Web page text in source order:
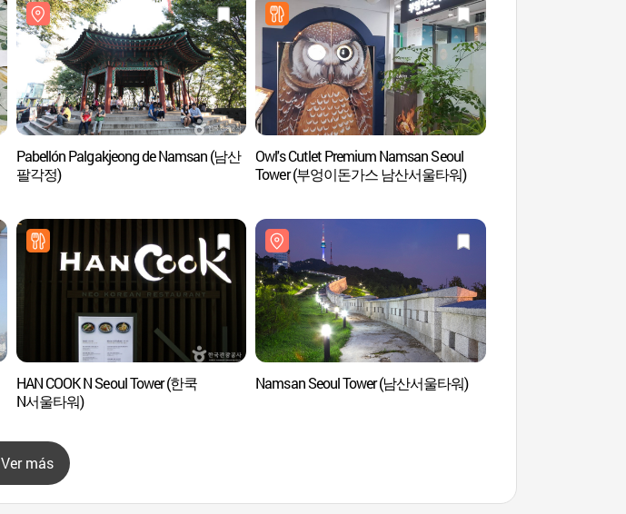
Pabellón Palgakjeong de Namsan (남산
팔각정)
Owl's Cutlet Premium Namsan Seoul
Tower (부엉이돈가스 남산서울타워)
HAN COOK N Seoul Tower (한쿡
N서울타워)
Namsan Seoul Tower (남산서울타워)
Ver más